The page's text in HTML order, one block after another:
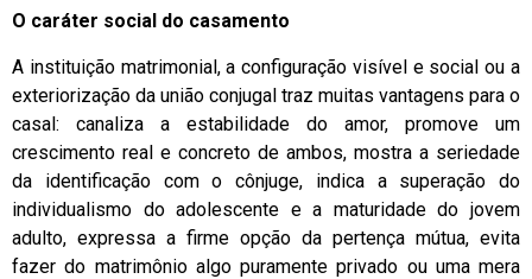
O caráter social do casamento
A instituição matrimonial, a configuração visível e social ou a
exteriorização da união conjugal traz muitas vantagens para o
casal: canaliza a estabilidade do amor, promove um
crescimento real e concreto de ambos, mostra a seriedade
da identificação com o cônjuge, indica a superação do
individualismo do adolescente e a maturidade do jovem
adulto, expressa a firme opção da pertença mútua, evita
fazer do matrimônio algo puramente privado ou uma mera